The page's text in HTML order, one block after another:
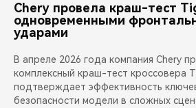
Chery провела краш-тест
одновременными
ударами
В апреле 2026 года компания Chery
комплексный краш-тест кроссовера
подтверждает эффективность
безопасности модели в сложных